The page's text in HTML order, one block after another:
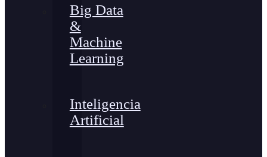
Big Data
&
Machine
Learning
Inteligencia
Artificial